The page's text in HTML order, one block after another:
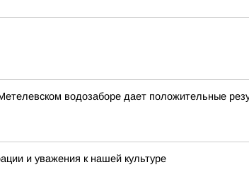
водозаборе дает положительные
и уважения к нашей культуре